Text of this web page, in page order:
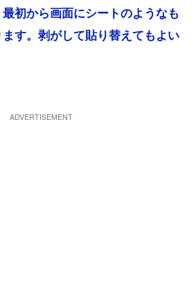
初から画面にシートのようなも
す。剥がして貼り替えてもよい